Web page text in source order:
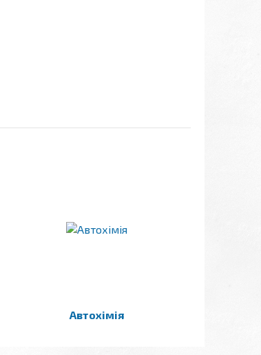
Автохімія